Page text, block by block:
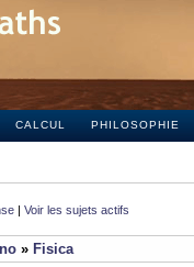
CALCUL PHILOSOPHIE
| Voir les sujets actifs
» Fisica